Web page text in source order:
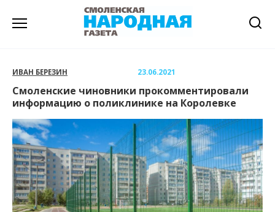
ИВАН БЕРЕЗИН 23.06.2021
Смоленские чиновники прокомментировали
информацию о поликлинике на Королевке